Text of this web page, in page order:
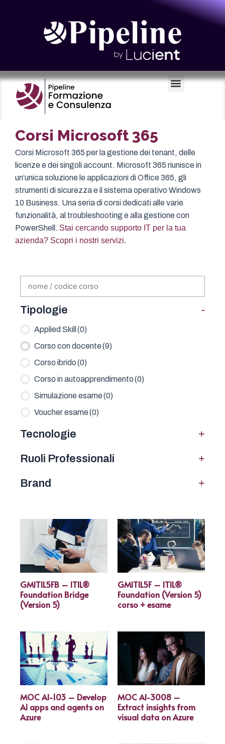
Corsi Microsoft 365
Corsi Microsoft 365 per la gestione dei tenant, delle
licenze e dei singoli account. Microsoft 365 riunisce in
un’unica soluzione le applicazioni di Office 365, gli
strumenti di sicurezza e il sistema operativo Windows
10 Business. Una seria di corsi dedicati alle varie
funzionalità, al troubleshooting e alla gestione con
PowerShell. Stai cercando supporto IT per la tua
azienda? Scopri i nostri servizi.
Tipologie -
Applied Skill (0)
Corso con docente(9)
Corso ibrido(0)
Corso in autoapprendimento(0)
Simulazione esame(0)
Voucher esame(0)
Tecnologie +
Ruoli Professionali +
Brand +
GMITIL5FB – ITIL®
Foundation Bridge
(Version 5)
GMITIL5F – ITIL®
Foundation (Version 5)
corso + esame
MOC AI-103 – Develop
AI apps and agents on
Azure
MOC AI-3008 –
Extract insights from
visual data on Azure